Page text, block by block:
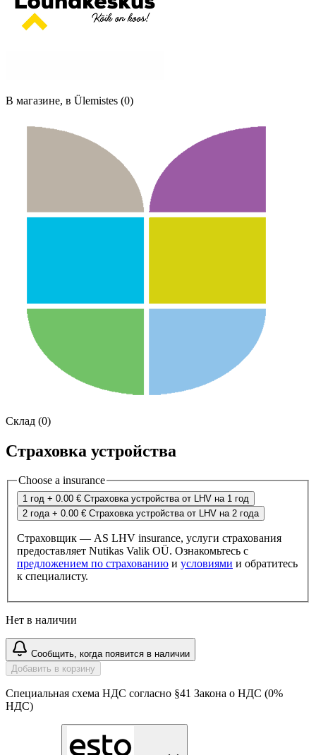
В магазине, в Ülemistes (0)
Склад (0)
Страховка устройства
Choose a insurance
1 год + 0.00 € Страховка устройства от LHV на 1 год
2 года + 0.00 € Страховка устройства от LHV на 2 года
Страховщик — AS LHV insurance, услуги страхования
предоставляет Nutikas Valik OÜ. Ознакомьтесь с
предложением по страхованию и условиями и обратитесь
к специалисту.
Нет в наличии
Сообщить, когда появится в наличии
Добавить в корзину
Специальная схема НДС согласно §41 Закона о НДС (0%
НДС)